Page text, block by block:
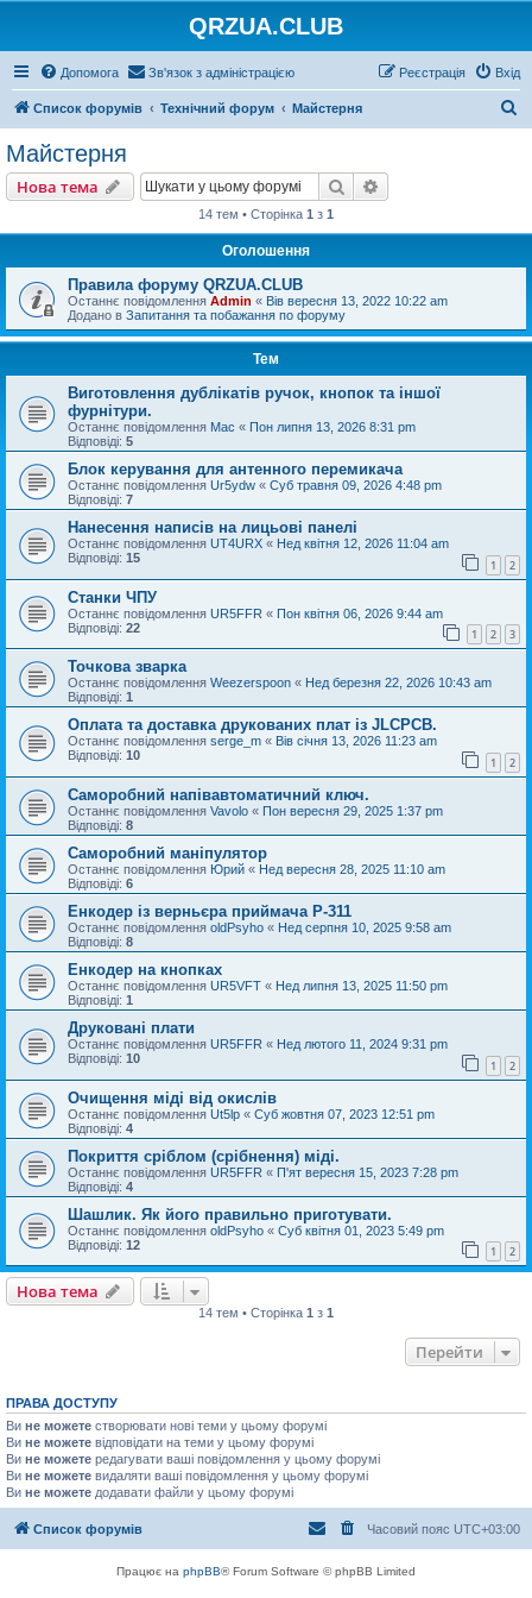
QRZUA.CLUB
Допомога Зв'язок з адміністрацією Вхід
Реєстрація
Список форумів Технічний форум Майстерня
Майстерня
Нова тема Пошук
14 тем • Сторінка 1 з 1
Оголошення
Правила форуму QRZUA.CLUB
Останнє повідомлення Admin « Вів вересня 13, 2022 10:22 am
Додано в Запитання та побажання по форуму
Тем
Виготовлення дублікатів ручок, кнопок та іншої
фурнітури.
Останнє повідомлення Mac « Пон липня 13, 2026 8:31 pm
Відповіді: 5
Блок керування для антенного перемикача
Останнє повідомлення Ur5ydw « Суб травня 09, 2026 4:48 pm
Відповіді: 7
Нанесення написів на лицьові панелі
Останнє повідомлення UT4URX « Нед квітня 12, 2026 11:04 am
Відповіді: 15 1 2
Станки ЧПУ
Останнє повідомлення UR5FFR « Пон квітня 06, 2026 9:44 am
Відповіді: 22 1 2 3
Точкова зварка
Останнє повідомлення Weezerspoon « Нед березня 22, 2026 10:43 am
Відповіді: 1
Оплата та доставка друкованих плат із JLCPCB.
Останнє повідомлення serge_m « Вів січня 13, 2026 11:23 am
Відповіді: 10 1 2
Саморобний напівавтоматичний ключ.
Останнє повідомлення Vavolo « Пон вересня 29, 2025 1:37 pm
Відповіді: 8
Саморобний маніпулятор
Останнє повідомлення Юрий « Нед вересня 28, 2025 11:10 am
Відповіді: 6
Енкодер із верньєра приймача Р-311
Останнє повідомлення oldPsyho « Нед серпня 10, 2025 9:58 am
Відповіді: 8
Енкодер на кнопках
Останнє повідомлення UR5VFT « Нед липня 13, 2025 11:50 pm
Відповіді: 1
Друковані плати
Останнє повідомлення UR5FFR « Нед лютого 11, 2024 9:31 pm
Відповіді: 10 1 2
Очищення міді від окислів
Останнє повідомлення Ut5lp « Суб жовтня 07, 2023 12:51 pm
Відповіді: 4
Покриття сріблом (срібнення) міді.
Останнє повідомлення UR5FFR « П'ят вересня 15, 2023 7:28 pm
Відповіді: 4
Шашлик. Як його правильно приготувати.
Останнє повідомлення oldPsyho « Суб квітня 01, 2023 5:49 pm
Відповіді: 12 1 2
Нова тема
14 тем • Сторінка 1 з 1
Перейти
ПРАВА ДОСТУПУ
Ви не можете створювати нові теми у цьому форумі
Ви не можете відповідати на теми у цьому форумі
Ви не можете редагувати ваші повідомлення у цьому форумі
Ви не можете видаляти ваші повідомлення у цьому форумі
Ви не можете додавати файли у цьому форумі
Список форумів Часовий пояс UTC+03:00
Працює на phpBB® Forum Software © phpBB Limited